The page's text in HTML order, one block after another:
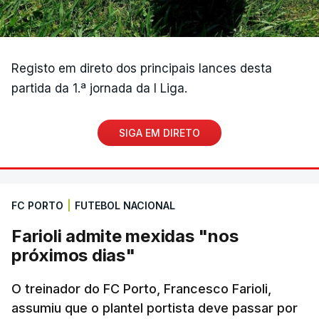
Registo em direto dos principais lances desta
partida da 1.ª jornada da I Liga.
SIGA EM DIRETO
FC PORTO FUTEBOL NACIONAL
Farioli admite mexidas "nos
próximos dias"
O treinador do FC Porto, Francesco Farioli,
assumiu que o plantel portista deve passar por